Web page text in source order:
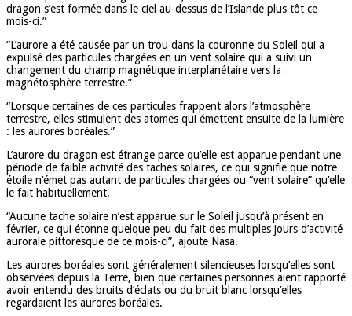
dragon s’est formée dans le ciel au-dessus de l’Islande plus tôt ce
mois-ci.”
“L’aurore a été causée par un trou dans la couronne du Soleil qui a
expulsé des particules chargées en un vent solaire qui a suivi un
changement du champ magnétique interplanétaire vers la
magnétosphère terrestre.”
“Lorsque certaines de ces particules frappent alors l’atmosphère
terrestre, elles stimulent des atomes qui émettent ensuite de la lumière
: les aurores boréales.”
L’aurore du dragon est étrange parce qu’elle est apparue pendant une
période de faible activité des taches solaires, ce qui signifie que notre
étoile n’émet pas autant de particules chargées ou “vent solaire” qu’elle
le fait habituellement.
“Aucune tache solaire n’est apparue sur le Soleil jusqu’à présent en
février, ce qui étonne quelque peu du fait des multiples jours d’activité
aurorale pittoresque de ce mois-ci”, ajoute Nasa.
Les aurores boréales sont généralement silencieuses lorsqu’elles sont
observées depuis la Terre, bien que certaines personnes aient rapporté
avoir entendu des bruits d’éclats ou du bruit blanc lorsqu’elles
regardaient les aurores boréales.